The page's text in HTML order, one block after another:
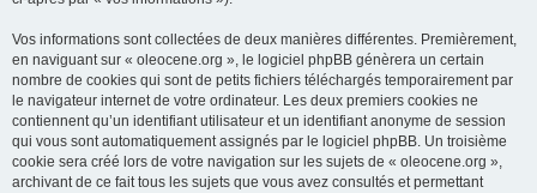
Vos informations sont collectées de deux manières différentes. Premièrement,
en naviguant sur « oleocene.org », le logiciel phpBB génèrera un certain
nombre de cookies qui sont de petits fichiers téléchargés temporairement par
le navigateur internet de votre ordinateur. Les deux premiers cookies ne
contiennent qu’un identifiant utilisateur et un identifiant anonyme de session
qui vous sont automatiquement assignés par le logiciel phpBB. Un troisième
cookie sera créé lors de votre navigation sur les sujets de « oleocene.org »,
archivant de ce fait tous les sujets que vous avez consultés et permettant